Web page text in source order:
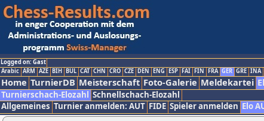
Logged on: Gast
Arabic ARM AZE BIH BUL CAT CHN CRO CZE DEN ENG ESP FAI FIN FRA GER GRE INA
Home TurnierDB Meisterschaft Foto-Galerie Meldekartei
Turnierschach-Elozahl Schnellschach-Elozahl
Allgemeines Turnier anmelden: AUT FIDE Spieler anmelden Elo